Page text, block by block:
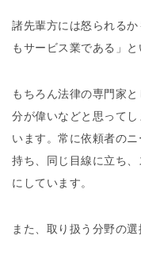
諸先輩方には怒られる
もサービス業である」と
もちろん法律の専門家
分が偉いなどと思って
います。常に依頼者の
持ち、同じ目線に立ち
にしています。
また、取り扱う分野の